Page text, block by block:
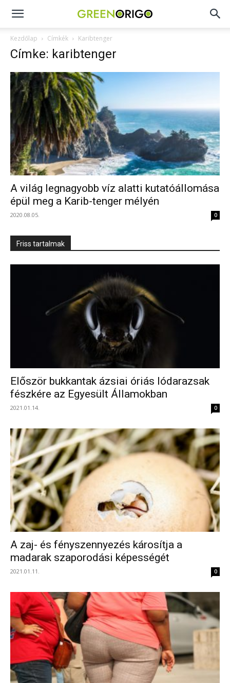
Green
Origo
portál
Kezdőlap Címkék Karibtenger
Címke: karibtenger
A világ legnagyobb víz alatti kutatóállomása
épül meg a Karib-tenger mélyén
2020.08.05. 0
Friss tartalmak
Először bukkantak ázsiai óriás lódarazsak
fészkére az Egyesült Államokban
2021.01.14. 0
A zaj- és fényszennyezés károsítja a
madarak szaporodási képességét
2021.01.11. 0